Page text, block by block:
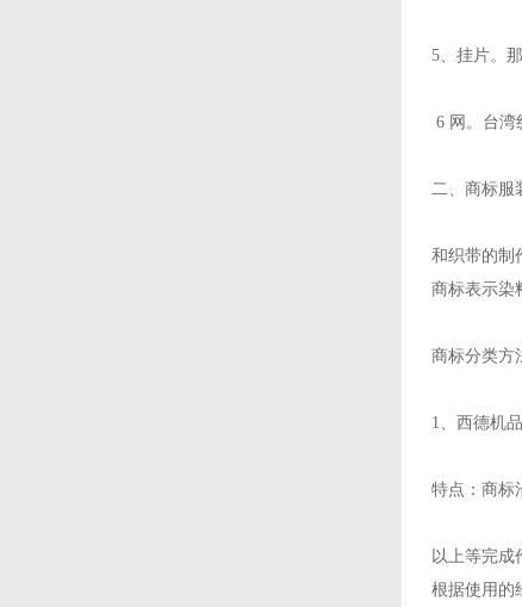
5、挂片。
6 网。台湾
二、商标服
和织带的制
商标表示染
商标分类方
1、西德机品
特点：商标
以上等完成
根据使用的